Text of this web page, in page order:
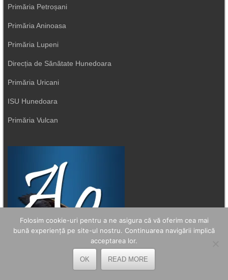
Primăria Petroșani
Primăria Aninoasa
Primăria Lupeni
Direcția de Sănătate Hunedoara
Primăria Uricani
ISU Hunedoara
Primăria Vulcan
Folosim cookie-uri pentru a ne asigura că vă oferim cea mai
bună experiență pe site-ul nostru. Continuarea navigării implică
acceptarea lor.
OK READ MORE